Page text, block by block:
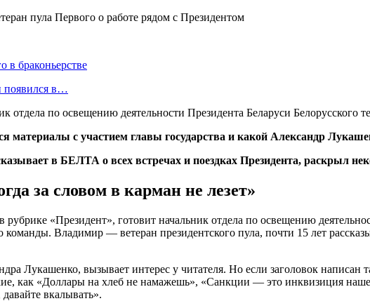
в браконьерстве
появился в…
по освещению деятельности Президента Беларуси Белорусского
материалы с участием главы государства и какой Александр
в БЕЛТА о всех встречах и поездках Президента, раскрыл
за словом в карман не лезет»
«Президент», готовит начальник отдела по освещению
команды. Владимир — ветеран президентского пула, почти 15 лет
Лукашенко, вызывает интерес у читателя. Но если заголовок
как «Доллары на хлеб не намажешь», «Санкции — это инквизиция
вкалывать».